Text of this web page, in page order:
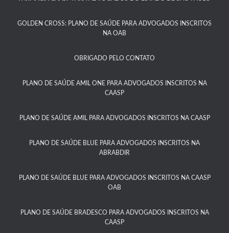
GOLDEN CROSS: PLANO DE SAÚDE PARA ADVOGADOS INSCRITOS
NA OAB
OBRIGADO PELO CONTATO
PLANO DE SAÚDE AMIL ONE PARA ADVOGADOS INSCRITOS NA
CAASP​
PLANO DE SAÚDE AMIL PARA ADVOGADOS INSCRITOS NA CAASP
PLANO DE SAÚDE BLUE PARA ADVOGADOS INSCRITOS NA
ABRABDIR
PLANO DE SAÚDE BLUE PARA ADVOGADOS INSCRITOS NA CAASP
OAB
PLANO DE SAÚDE BRADESCO PARA ADVOGADOS INSCRITOS NA
CAASP​